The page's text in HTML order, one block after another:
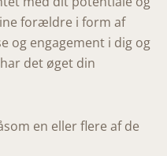
forældre i form af
og engagement i dig og
det øget din
en eller flere af de